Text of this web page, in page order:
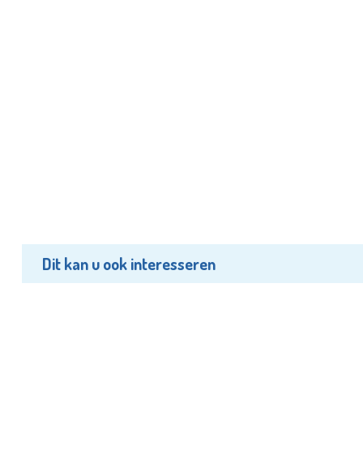
Dit kan u ook interesseren